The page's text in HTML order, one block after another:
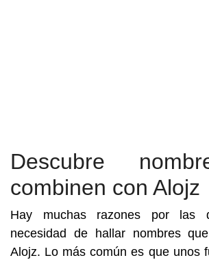
Descubre
combinen con Alojz
Hay muchas razones por las
necesidad de hallar nombres
Alojz. Lo más común es que unos